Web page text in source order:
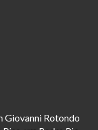
Giovanni Rotondo